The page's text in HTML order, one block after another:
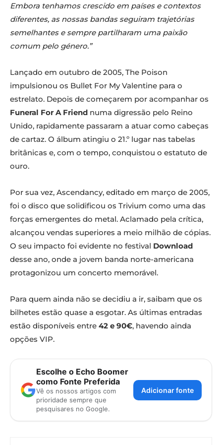
Embora tenhamos crescido em países e contextos
diferentes, as nossas bandas seguiram trajetórias
semelhantes e sempre partilharam uma paixão
comum pelo género.”
Lançado em outubro de 2005, The Poison
impulsionou os Bullet For My Valentine para o
estrelato. Depois de começarem por acompanhar os
Funeral For A Friend numa digressão pelo Reino
Unido, rapidamente passaram a atuar como cabeças
de cartaz. O álbum atingiu o 21.º lugar nas tabelas
britânicas e, com o tempo, conquistou o estatuto de
ouro.
Por sua vez, Ascendancy, editado em março de 2005,
foi o disco que solidificou os Trivium como uma das
forças emergentes do metal. Aclamado pela crítica,
alcançou vendas superiores a meio milhão de cópias.
O seu impacto foi evidente no festival Download
desse ano, onde a jovem banda norte-americana
protagonizou um concerto memorável.
Para quem ainda não se decidiu a ir, saibam que os
bilhetes estão quase a esgotar. As últimas entradas
estão disponíveis entre 42 e 90€, havendo ainda
opções VIP.
Escolhe o Echo Boomer
como Fonte Preferida
Vê os nossos artigos com
prioridade sempre que
pesquisares no Google.
Adicionar fonte